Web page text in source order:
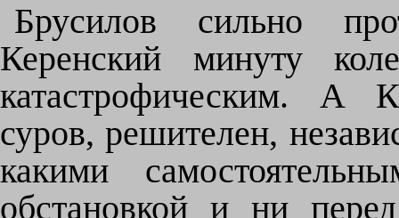
Брусилов сильно
Керенский минуту
катастрофическим. А
суров, решителен,
какими
обстановкой и ни